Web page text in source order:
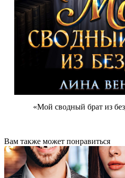
«Мой сводный брат из
Вам также может понравиться